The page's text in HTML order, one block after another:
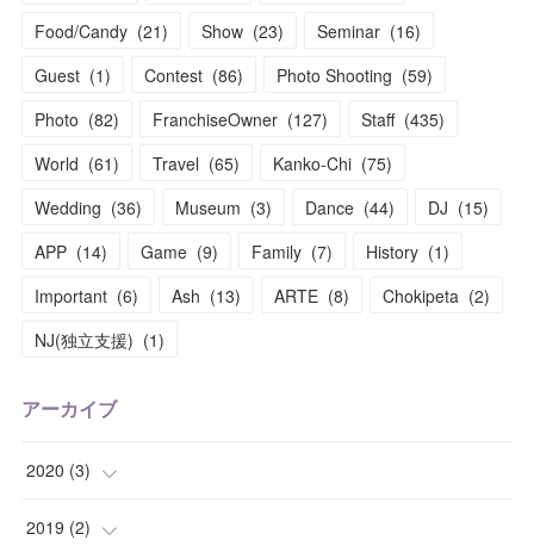
Food/Candy (21) Show (23) Seminar (16)
Guest (1) Contest (86) Photo Shooting (59)
Photo (82) FranchiseOwner (127) Staff (435)
World (61) Travel (65) Kanko-Chi (75)
Wedding (36) Museum (3) Dance (44) DJ (15)
APP (14) Game (9) Family (7) History (1)
Important (6) Ash (13) ARTE (8) Chokipeta (2)
NJ(独立支援) (1)
アーカイブ
2020 (3)
(1
2019 (2)